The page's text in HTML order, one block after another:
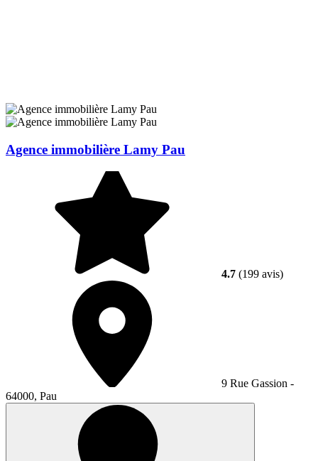
Agence immobilière Lamy Pau
4.7 (199 avis)
9 Rue Gassion -
64000, Pau